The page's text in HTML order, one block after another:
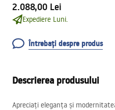
2.088,00 Lei
Expediere Luni.
Întrebați despre produs
Descrierea produsului
Apreciați eleganța și